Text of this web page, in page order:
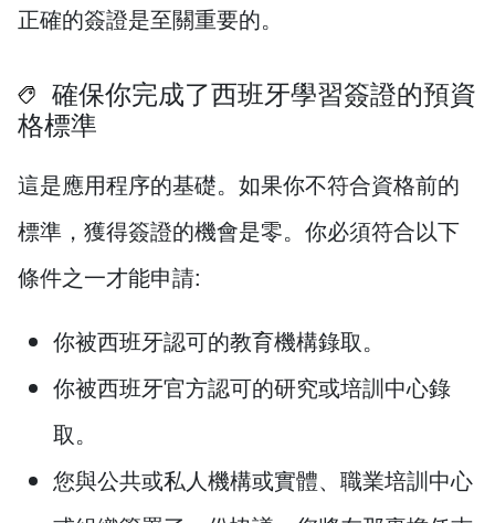
正確的簽證是至關重要的。
確保你完成了西班牙學習簽證的預資
格標準
這是應用程序的基礎。如果你不符合資格前的
標準，獲得簽證的機會是零。你必須符合以下
條件之一才能申請:
你被西班牙認可的教育機構錄取。
你被西班牙官方認可的研究或培訓中心錄
取。
您與公共或私人機構或實體、職業培訓中心